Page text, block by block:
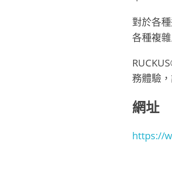
對於各
各種複
務體驗
網址
https://